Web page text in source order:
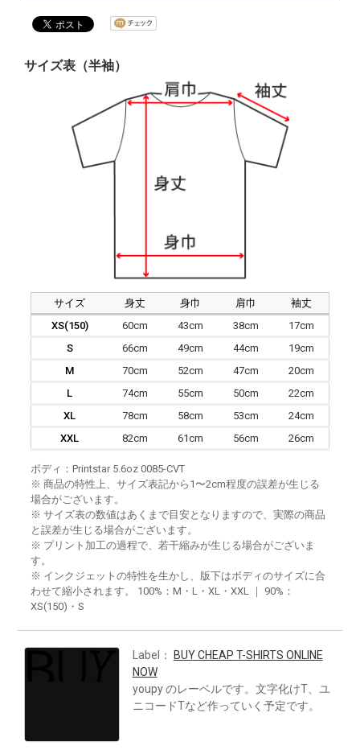
サイズ表（半袖）
サイズ 身丈 身巾 肩巾
袖丈
XS(150)
60cm 43cm 38cm
17cm
S
66cm 49cm 44cm
19cm
M
70cm 52cm 47cm
20cm
L
74cm 55cm 50cm
22cm
XL
78cm 58cm 53cm
24cm
XXL
82cm 61cm 56cm 26cm
ボディ：Printstar 5.6oz 0085-CVT
※ 商品の特性上、サイズ表記から1〜2cm程度の誤差が生じる
場合がございます。
※ サイズ表の数値はあくまで目安となりますので、実際の商品
と誤差が生じる場合がございます。
※ プリント加工の過程で、若干縮みが生じる場合がございま
す。
※ インクジェットの特性を生かし、版下はボディのサイズに合
わせて縮小されます。 100%：M・L・XL・XXL ｜ 90%：
XS(150)・S
Label：
BUY CHEAP T-SHIRTS ONLINE
NOW
youpy のレーベルです。文字化けT、ユ
ニコードTなど作っていく予定です。